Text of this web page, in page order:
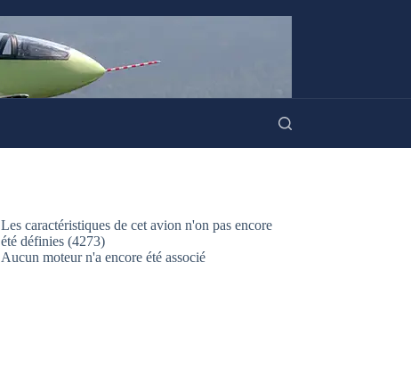
Les caractéristiques de cet avion n'on pas encore
été définies (4273)
Aucun moteur n'a encore été associé